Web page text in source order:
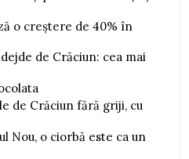
o creștere de 40% în
de Crăciun: cea mai
de Crăciun fără griji, cu
Nou, o ciorbă este ca un